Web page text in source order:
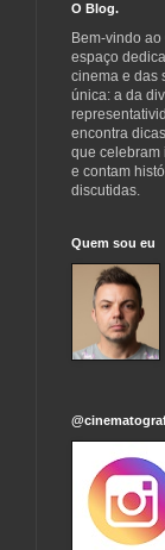
O Blog.
Bem-vindo
espaço
cinema e das
única: a da
encontra
que celebram
e contam
discutidas.
Quem sou eu